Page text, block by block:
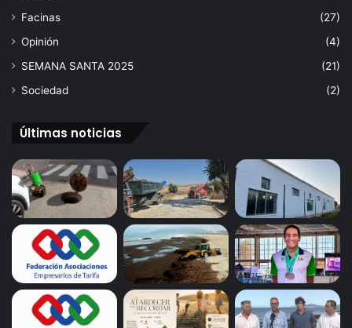
Facinas
(27)
Opinión
(4)
SEMANA SANTA 2025
(21)
Sociedad
(2)
Últimas noticias